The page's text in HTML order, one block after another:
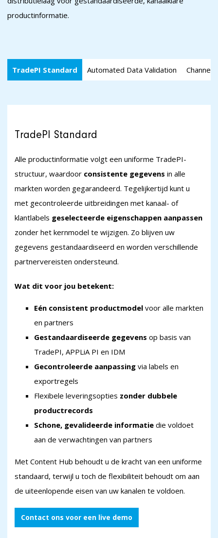
productinformatie.
TradePI Standard Automated Data Validation
TradePI Standard
Alle productinformatie volgt een uniforme TradePI-
structuur, waardoor consistente gegevens in alle
markten worden gegarandeerd. Tegelijkertijd kunt u
met gecontroleerde uitbreidingen met kanaal- of
klantlabels geselecteerde eigenschappen aanpassen
zonder het kernmodel te wijzigen. Zo blijven uw
gegevens gestandaardiseerd en worden verschillende
partnervereisten ondersteund.
Wat dit voor jou betekent:
Eén consistent productmodel voor alle markten
en partners
Gestandaardiseerde gegevens op basis van
TradePI, APPLiA PI en IDM
Gecontroleerde aanpassing via labels en
exportregels
Flexibele leveringsopties zonder dubbele
productrecords
Schone, gevalideerde informatie die voldoet
aan de verwachtingen van partners
Met Content Hub behoudt u de kracht van een uniforme
standaard, terwijl u toch de flexibiliteit behoudt om aan
de uiteenlopende eisen van uw kanalen te voldoen.
Contact ons voor een live demo